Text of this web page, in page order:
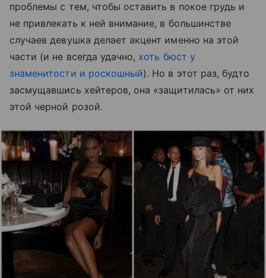
проблемы с тем, чтобы оставить в покое грудь и
не привлекать к ней внимание, в большинстве
случаев девушка делает акцент именно на этой
части (и не всегда удачно, хоть бюст у
знаменитости и роскошный). Но в этот раз, будто
засмущавшись хейтеров, она «защитилась» от них
этой черной розой.